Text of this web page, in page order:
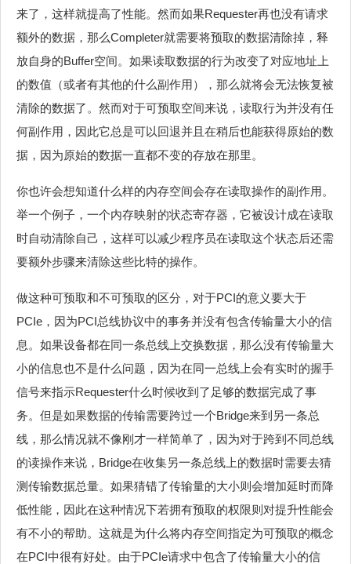
来了，这样就提高了性能。然而如果Requester再也没有请求
额外的数据，那么Completer就需要将预取的数据清除掉，释
放自身的Buffer空间。如果读取数据的行为改变了对应地址上
的数值（或者有其他的什么副作用），那么就将会无法恢复被
清除的数据了。然而对于可预取空间来说，读取行为并没有任
何副作用，因此它总是可以回退并且在稍后也能获得原始的数
据，因为原始的数据一直都不变的存放在那里。
你也许会想知道什么样的内存空间会存在读取操作的副作用。
举一个例子，一个内存映射的状态寄存器，它被设计成在读取
时自动清除自己，这样可以减少程序员在读取这个状态后还需
要额外步骤来清除这些比特的操作。
做这种可预取和不可预取的区分，对于PCI的意义要大于
PCIe，因为PCI总线协议中的事务并没有包含传输量大小的信
息。如果设备都在同一条总线上交换数据，那么没有传输量大
小的信息也不是什么问题，因为在同一总线上会有实时的握手
信号来指示Requester什么时候收到了足够的数据完成了事
务。但是如果数据的传输需要跨过一个Bridge来到另一条总
线，那么情况就不像刚才一样简单了，因为对于跨到不同总线
的读操作来说，Bridge在收集另一条总线上的数据时需要去猜
测传输数据总量。如果猜错了传输量的大小则会增加延时而降
低性能，因此在这种情况下若拥有预取的权限则对提升性能会
有不小的帮助。这就是为什么将内存空间指定为可预取的概念
在PCI中很有好处。由于PCIe请求中包含了传输量大小的信